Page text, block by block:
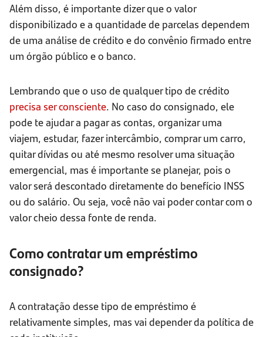
Além disso, é importante dizer que o valor
disponibilizado e a quantidade de parcelas dependem
de uma análise de crédito e do convênio firmado entre
um órgão público e o banco.
Lembrando que o uso de qualquer tipo de crédito
precisa ser consciente. No caso do consignado, ele
pode te ajudar a pagar as contas, organizar uma
viajem, estudar, fazer intercâmbio, comprar um carro,
quitar dívidas ou até mesmo resolver uma situação
emergencial, mas é importante se planejar, pois o
valor será descontado diretamente do benefício INSS
ou do salário. Ou seja, você não vai poder contar com o
valor cheio dessa fonte de renda.
Como contratar um empréstimo
consignado?
A contratação desse tipo de empréstimo é
relativamente simples, mas vai depender da política de